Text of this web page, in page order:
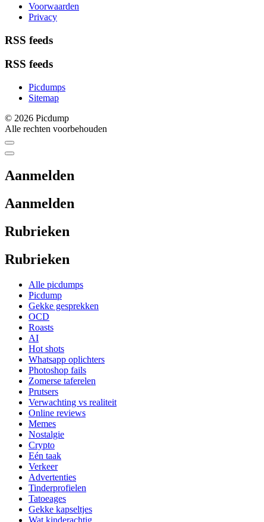
Voorwaarden
Privacy
RSS feeds
RSS feeds
Picdumps
Sitemap
© 2026 Picdump
Alle rechten voorbehouden
Aanmelden
Aanmelden
Rubrieken
Rubrieken
Alle picdumps
Picdump
Gekke gesprekken
OCD
Roasts
AI
Hot shots
Whatsapp oplichters
Photoshop fails
Zomerse taferelen
Prutsers
Verwachting vs realiteit
Online reviews
Memes
Nostalgie
Crypto
Eén taak
Verkeer
Advertenties
Tinderprofielen
Tatoeages
Gekke kapseltjes
Wat kinderachtig